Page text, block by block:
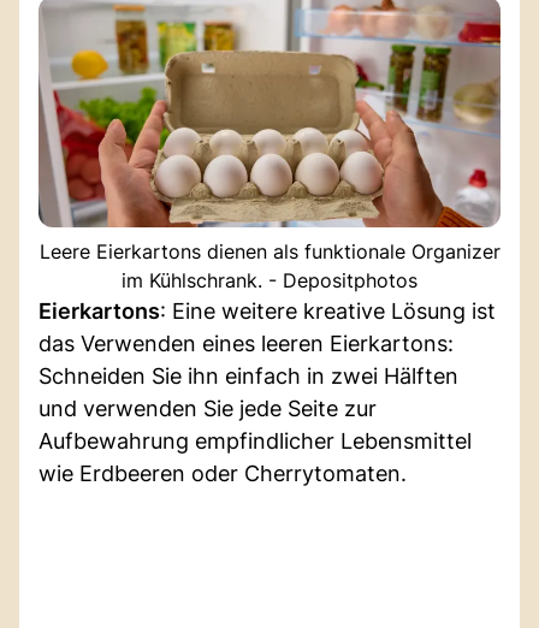
Leere Eierkartons dienen als funktionale Organizer
im Kühlschrank. - Depositphotos
Eierkartons: Eine weitere kreative Lösung ist
das Verwenden eines leeren Eierkartons:
Schneiden Sie ihn einfach in zwei Hälften
und verwenden Sie jede Seite zur
Aufbewahrung empfindlicher Lebensmittel
wie Erdbeeren oder Cherrytomaten.